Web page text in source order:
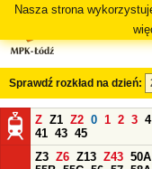
Nasza strona
Sprawdź rozkład na dzień:
Z Z1 Z2 0 1 2 3 4
41 43 45
Z3 Z6 Z13 Z43 50A